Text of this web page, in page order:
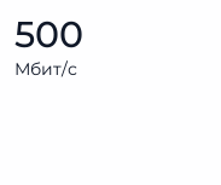
500
Мбит/с